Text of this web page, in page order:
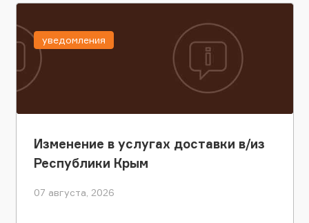
Изменение в услугах доставки в/из
Республики Крым
07 августа, 2026
уведомления